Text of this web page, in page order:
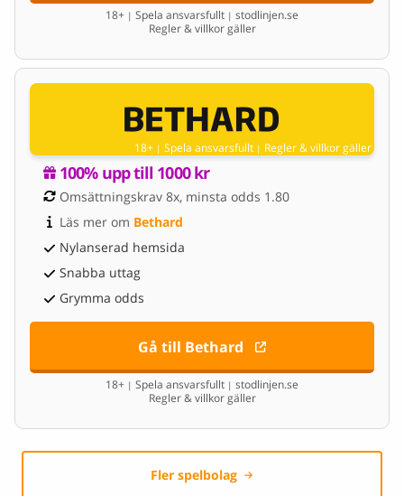
18+ | Spela ansvarsfullt | stodlinjen.se
Regler & villkor gäller
18+ | Spela ansvarsfullt | Regler & villkor gäller
100% upp till 1000 kr
Omsättningskrav 8x, minsta odds 1.80
Läs mer om Bethard
Nylanserad hemsida
Snabba uttag
Grymma odds
Gå till Bethard
18+ | Spela ansvarsfullt | stodlinjen.se
Regler & villkor gäller
Fler spelbolag